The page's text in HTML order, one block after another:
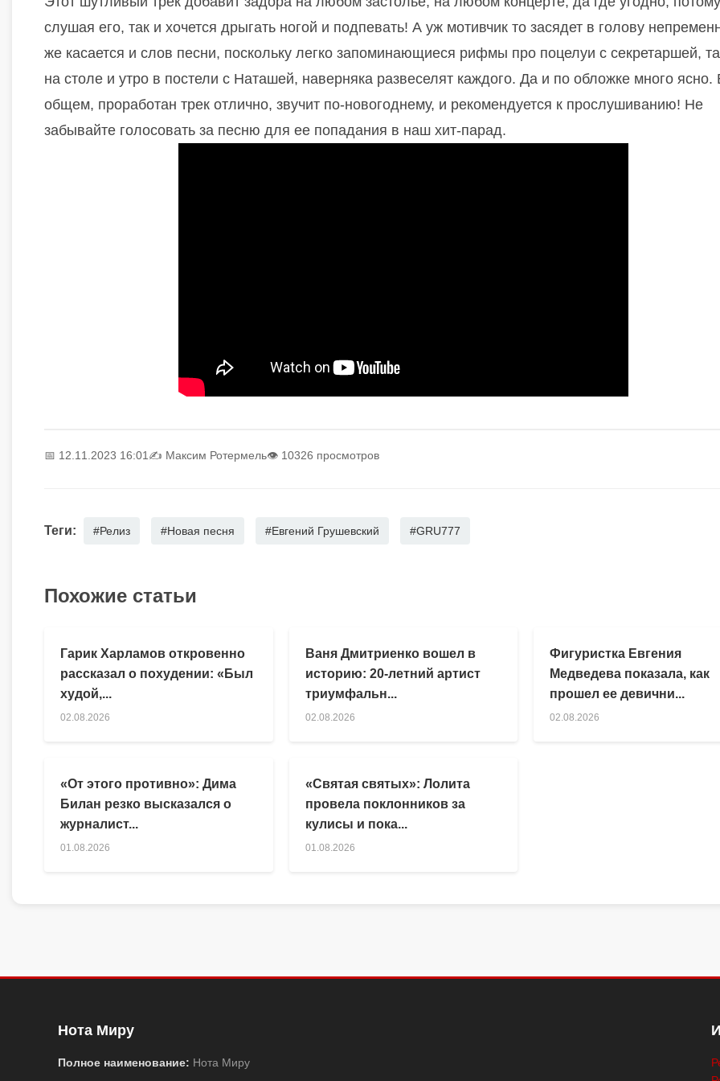
слушая его, так и хочется дрыгать ногой и подпевать! А уж мотивчик то засядет в голову
же касается и слов песни, поскольку легко запоминающиеся рифмы про поцелуи с секретаршей,
на столе и утро в постели с Наташей, наверняка развеселят каждого. Да и по обложке много ясно.
общем, проработан трек отлично, звучит по-новогоднему, и рекомендуется к прослушиванию! Не
забывайте голосовать за песню для ее попадания в наш хит-парад.
📅 12.11.2023 16:01 ✍️ Максим Ротермель👁 10326 просмотров
Теги: #Релиз #Новая песня #Евгений Грушевский #GRU777
Похожие статьи
Гарик Харламов откровенно
рассказал о похудении: «Был
худой,...
02.08.2026
Ваня Дмитриенко вошел в
историю: 20-летний артист
триумфальн...
02.08.2026
Фигуристка Евгения
Медведева показала, как
прошел ее девични...
02.08.2026
«От этого противно»: Дима
Билан резко высказался о
журналист...
01.08.2026
«Святая святых»: Лолита
провела поклонников за
кулисы и пока...
01.08.2026
Нота Миру
Полное наименование: Нота Миру